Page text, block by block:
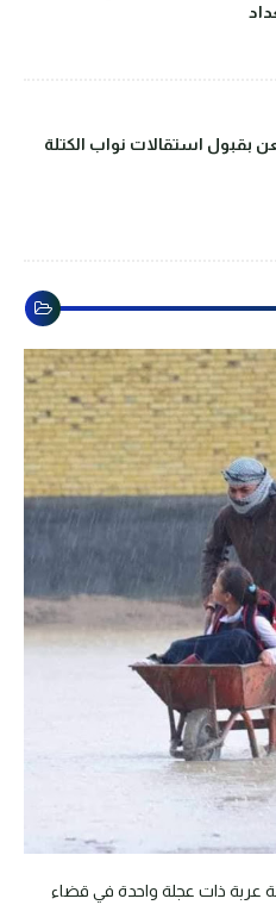
بقبول استقالات نواب الكتلة
عربة ذات عجلة واحدة في قضاء